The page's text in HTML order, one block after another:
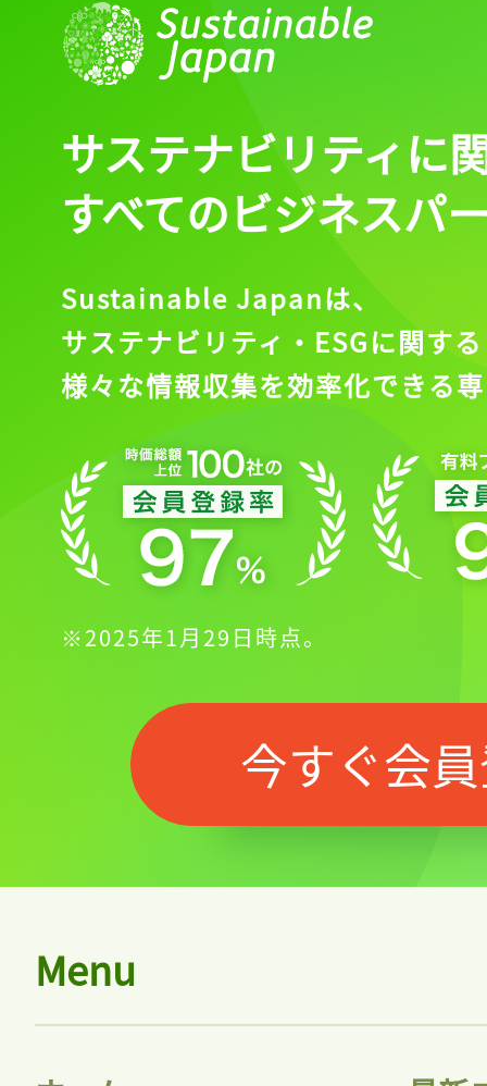
サステナビリティに
すべてのビジネスパ
Sustainable Japanは、
サステナビリティ・ESGに関する
様々な情報収集を効率化できる
※2025年1月29日時点。
今すぐ会
Menu